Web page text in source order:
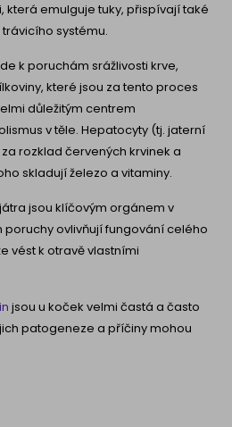
která emulguje tuky, přispívají také
systému.
k poruchám srážlivosti krve,
které jsou za tento proces
důležitým centrem
v těle. Hepatocyty (tj. jaterní
rozklad červených krvinek a
skladují železo a vitaminy.
jsou klíčovým orgánem v
poruchy ovlivňují fungování celého
vést k otravě vlastními
jsou u koček velmi častá a často
patogeneze a příčiny mohou